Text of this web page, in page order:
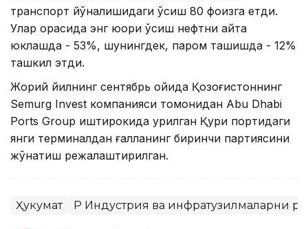
транспорт йўналишидаги ўсиш 80 фоизга етди.
Улар орасида энг юқори ўсиш нефтни қайта
юклашда - 53%, шунингдек, паром ташишда - 12%
ташкил этди.
Жорий йилнинг сентябрь ойида Қозоғистоннинг
Semurg Invest компанияси томонидан Abu Dhabi
Ports Group иштирокида қурилган Қуриқ портидаги
янги терминалдан ғалланинг биринчи партиясини
жўнатиш режалаштирилган.
Ҳукумат ҚР Индустрия ва инфратузилмаларни